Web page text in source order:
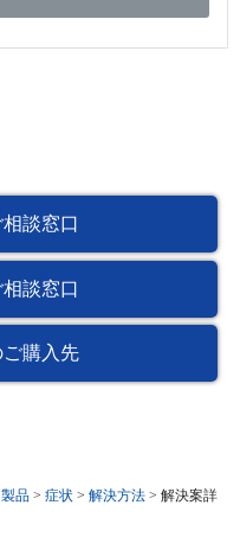
談窓口
談窓口
購入先
製品 > 症状 > 解決方法 > 解決案詳